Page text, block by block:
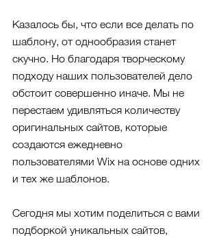
Казалось бы, что если все делать по
шаблону, от однообразия станет
скучно. Но благодаря творческому
подходу наших пользователей дело
обстоит совершенно иначе. Мы не
перестаем удивляться количеству
оригинальных сайтов, которые
создаются ежедневно
пользователями Wix на основе одних
и тех же шаблонов.
Сегодня мы хотим поделиться с вами
подборкой уникальных сайтов,